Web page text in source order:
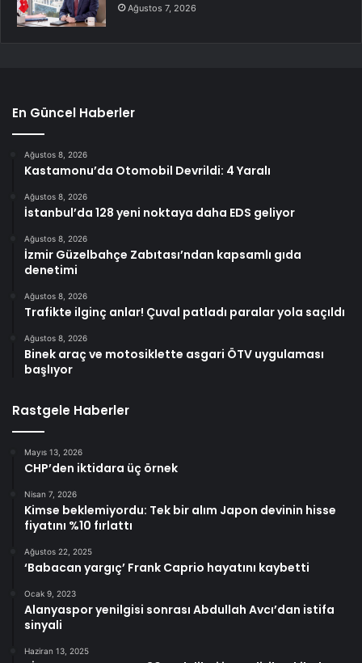
Ağustos 7, 2026
En Güncel Haberler
Ağustos 8, 2026
Kastamonu’da Otomobil Devrildi: 4 Yaralı
Ağustos 8, 2026
İstanbul’da 128 yeni noktaya daha EDS geliyor
Ağustos 8, 2026
İzmir Güzelbahçe Zabıtası’ndan kapsamlı gıda
denetimi
Ağustos 8, 2026
Trafikte ilginç anlar! Çuval patladı paralar yola saçıldı
Ağustos 8, 2026
Binek araç ve motosiklette asgari ÖTV uygulaması
başlıyor
Rastgele Haberler
Mayıs 13, 2026
CHP’den iktidara üç örnek
Nisan 7, 2026
Kimse beklemiyordu: Tek bir alım Japon devinin hisse
fiyatını %10 fırlattı
Ağustos 22, 2025
‘Babacan yargıç’ Frank Caprio hayatını kaybetti
Ocak 9, 2023
Alanyaspor yenilgisi sonrası Abdullah Avcı’dan istifa
sinyali
Haziran 13, 2025